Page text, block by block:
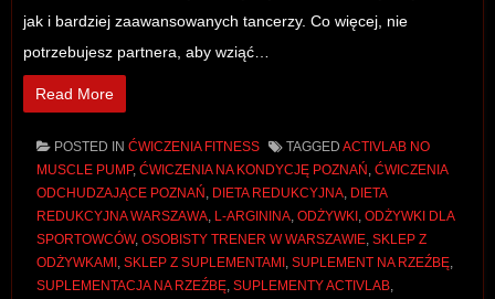
jak i bardziej zaawansowanych tancerzy. Co więcej, nie
potrzebujesz partnera, aby wziąć…
Read More
POSTED IN ĆWICZENIA FITNESS TAGGED ACTIVLAB NO
MUSCLE PUMP, ĆWICZENIA NA KONDYCJĘ POZNAŃ, ĆWICZENIA
ODCHUDZAJĄCE POZNAŃ, DIETA REDUKCYJNA, DIETA
REDUKCYJNA WARSZAWA, L-ARGININA, ODŻYWKI, ODŻYWKI DLA
SPORTOWCÓW, OSOBISTY TRENER W WARSZAWIE, SKLEP Z
ODŻYWKAMI, SKLEP Z SUPLEMENTAMI, SUPLEMENT NA RZEŹBĘ,
SUPLEMENTACJA NA RZEŹBĘ, SUPLEMENTY ACTIVLAB,